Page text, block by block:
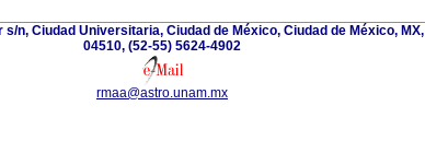
n, Ciudad Universitaria, Ciudad de México, Ciudad de México, MX,
04510, (52-55) 5624-4902
rmaa@astro.unam.mx